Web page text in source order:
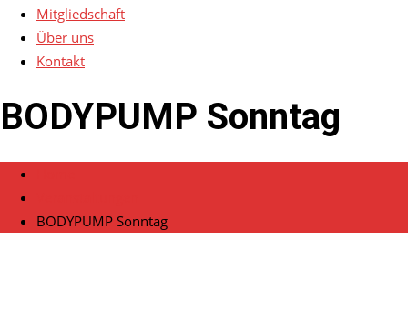
Mitgliedschaft
Über uns
Kontakt
BODYPUMP Sonntag
BODYPUMP Sonntag